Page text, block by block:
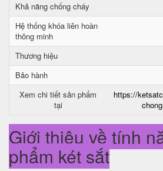
Khả năng chống cháy
Hệ thống khóa liên hoàn
thông minh
Thương hiệu
Bảo hành
Xem chi tiết sản phẩm
tại
https://
Giới thiệu về tính
phẩm két sắt